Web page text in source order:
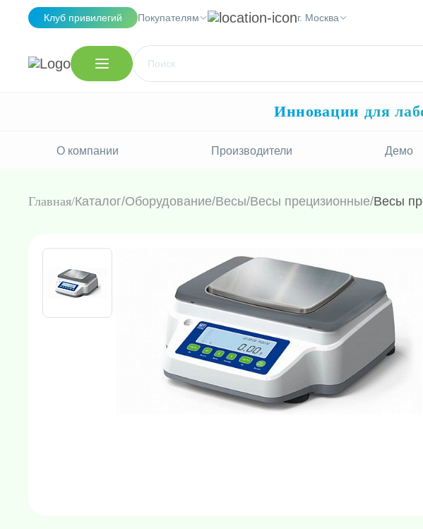
Клуб привилегий Покупателям г. Москва
Инновации для
О компании Производители Демо
Главная Каталог/Оборудование/Весы/Весы прецизионные/Весы